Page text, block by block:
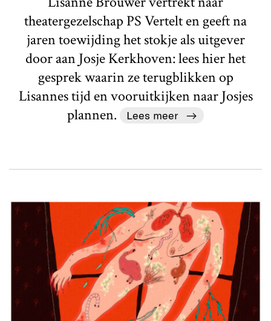
theatergezelschap PS Vertelt en geeft na
jaren toewijding het stokje als uitgever
door aan Josje Kerkhoven: lees hier het
gesprek waarin ze terugblikken op
Lisannes tijd en vooruitkijken naar Josjes
plannen.
Lees meer